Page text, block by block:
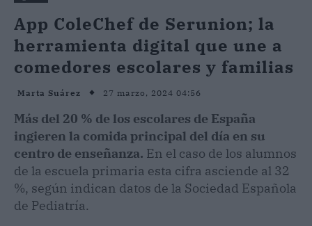
App ColeChef de Serunion; la
herramienta digital que une a
comedores escolares y familias
Marta Suárez 27 marzo, 2024 04:56
Más del 20 % de los escolares de España
ingieren la comida principal del día en su
centro de enseñanza. En el caso de los alumnos
de la escuela primaria esta cifra asciende al 32
%, según indican datos de la Sociedad Española
de Pediatría.